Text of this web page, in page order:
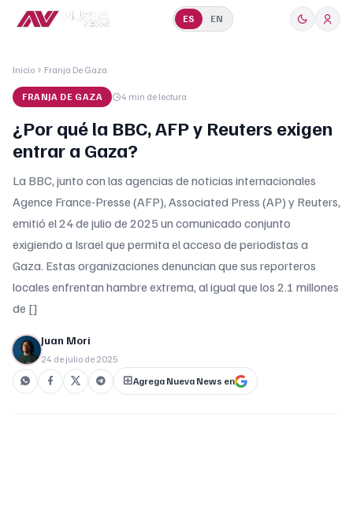
ES EN
Inicio Franja De Gaza
FRANJA DE GAZA 4 min de lectura
¿Por qué la BBC, AFP y Reuters exigen
entrar a Gaza?
La BBC, junto con las agencias de noticias internacionales
Agence France-Presse (AFP), Associated Press (AP) y Reuters,
emitió el 24 de julio de 2025 un comunicado conjunto
exigiendo a Israel que permita el acceso de periodistas a
Gaza. Estas organizaciones denuncian que sus reporteros
locales enfrentan hambre extrema, al igual que los 2.1 millones
de []
Juan Mori
24 de julio de 2025
Agrega Nueva News en